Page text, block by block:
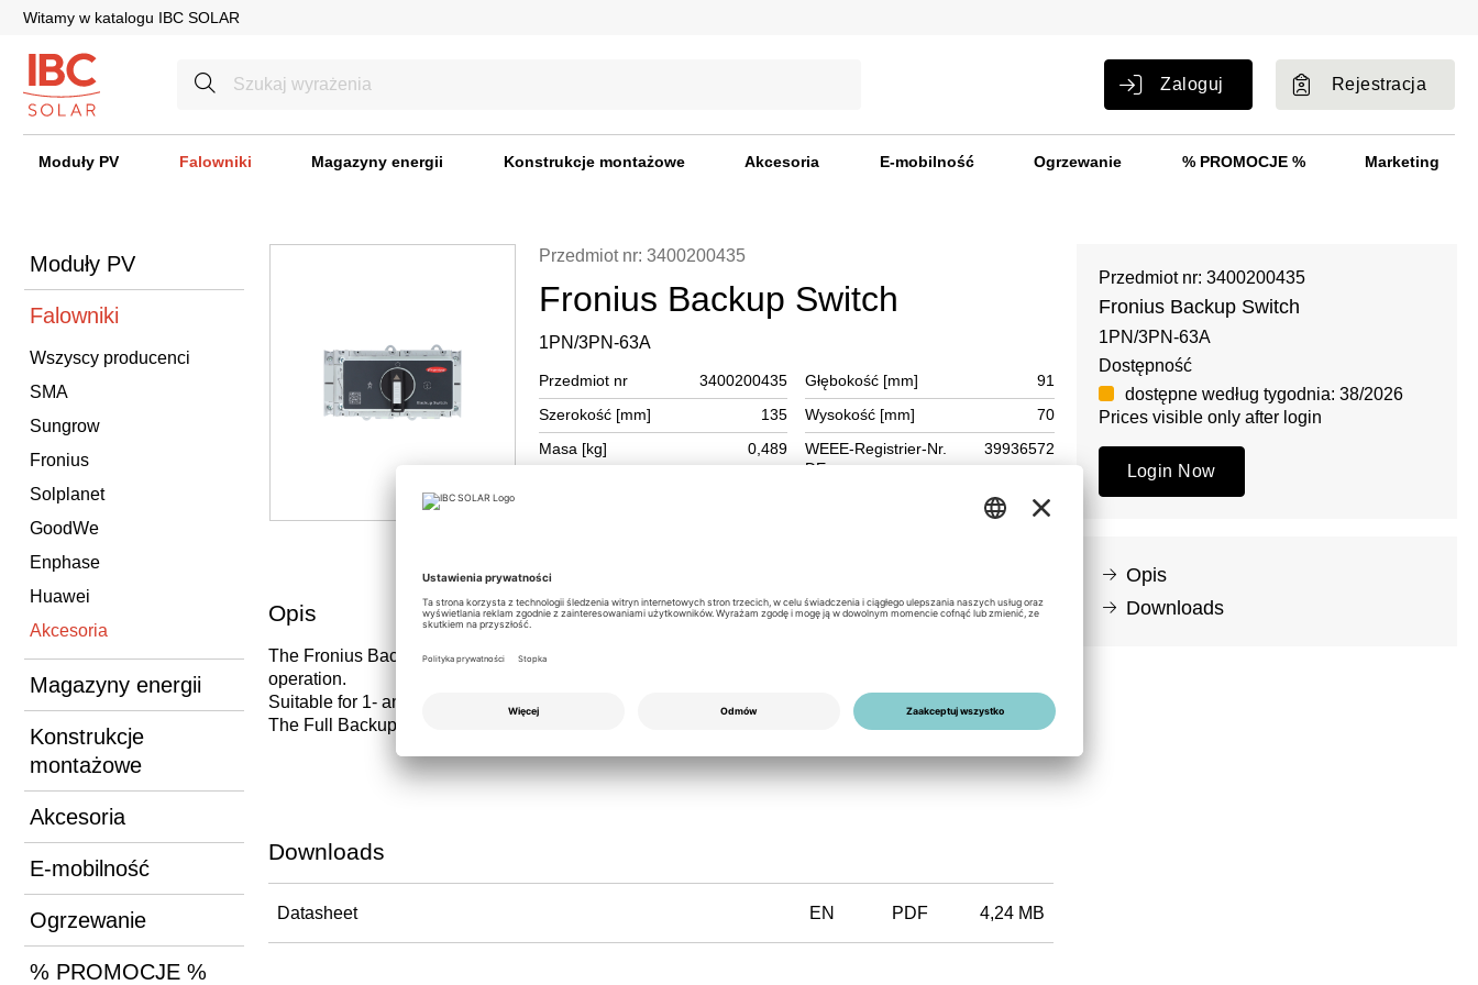
Witamy w katalogu IBC SOLAR
Zaloguj Rejestracja
Moduły PV Falowniki Magazyny energii Konstrukcje montażowe Akcesoria E-mobilność Ogrzewanie % PROMOCJE % Marketing
Moduły PV
Falowniki
Wszyscy producenci
SMA
Sungrow
Fronius
Solplanet
GoodWe
Enphase
Huawei
Akcesoria
Magazyny energii
Konstrukcje
montażowe
Akcesoria
E-mobilność
Ogrzewanie
% PROMOCJE %
Przedmiot nr: 3400200435
Fronius Backup Switch
1PN/3PN-63A
Przedmiot nr 3400200435 Głębokość [mm]
91
Szerokość [mm]
135 Wysokość [mm]
70
Masa [kg]
0,489
WEEE-Registrier-Nr.
DE
39936572
Opis
The Fronius Backup Switch is a cost-effective 3-way switch for manual activation of backup power
operation.
Suitable for 1- and 3-phase systems where separation of the neutral conductor is required.
The Full Backup option is not available for the Fronius Symo GEN24 3.0-5.0 Plus.
Downloads
Datasheet EN PDF 4,24 MB
Przedmiot nr: 3400200435
Fronius Backup Switch
1PN/3PN-63A
Dostępność
dostępne według tygodnia: 38/2026
Prices visible only after login
Login Now
Opis
Downloads